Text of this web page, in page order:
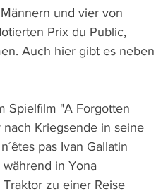
und vier von
Prix du Public,
Auch hier gibt es neben
Spielfilm "A Forgotten
Kriegsende in seine
pas Ivan Gallatin
in Yona
zu einer Reise